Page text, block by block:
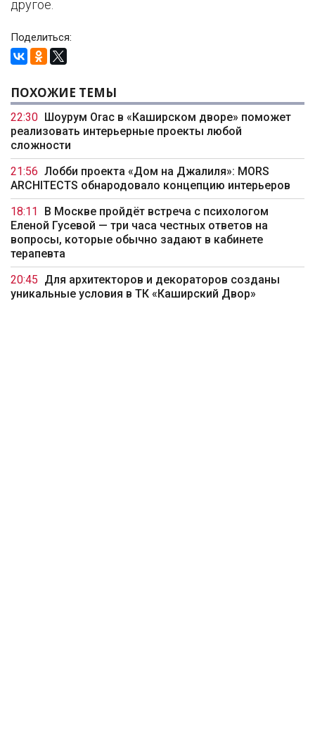
другое.
Поделиться:
ПОХОЖИЕ ТЕМЫ
22:30
Шоурум Orac в «Каширском дворе» поможет
реализовать интерьерные проекты любой
сложности
21:56 Лобби проекта «Дом на Джалиля»: MORS
ARCHITECTS обнародовало концепцию интерьеров
18:11
В Москве пройдёт встреча с психологом
Еленой Гусевой — три часа честных ответов на
вопросы, которые обычно задают в кабинете
терапевта
20:45 Для архитекторов и декораторов созданы
уникальные условия в ТК «Каширский Двор»